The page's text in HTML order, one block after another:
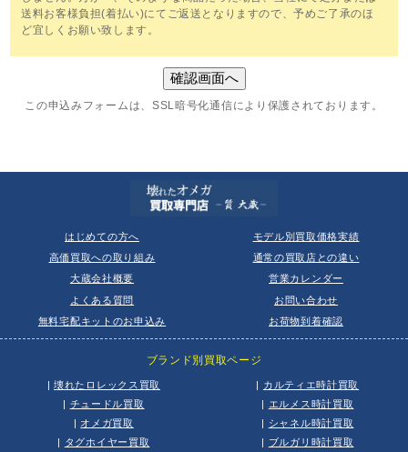
送料お客様負担(着払い)にてご返送となりますので、予めご了承のほ
ど宜しくお願い致します。
この申込みフォームは、SSL暗号化通信により保護されております。
はじめての方へ
モデル別買取価格実績
高価買取への取り組み
通常の買取店との違い
大蔵会社概要
営業カレンダー
よくある質問
お問い合わせ
無料宅配キットのお申込み
お荷物到着確認
ブランド別買取ページ
|壊れたロレックス買取
| チュードル買取
オメガ買取
タグホイヤー買取
| カルティエ時計買取
| エルメス時計買取
シャネル時計買取
ブルガリ時計買取